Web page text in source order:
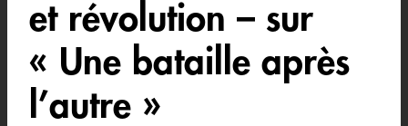
et révolution – sur
« Une bataille après
l’autre »